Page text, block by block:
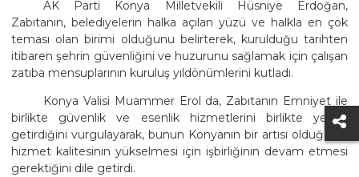
AK Parti Konya Milletvekili Hüsniye Erdoğan,
Zabıtanın, belediyelerin halka açılan yüzü ve halkla en çok
teması olan birimi olduğunu belirterek, kurulduğu tarihten
itibaren şehrin güvenliğini ve huzurunu sağlamak için çalışan
zatıba mensuplarının kuruluş yıldönümlerini kutladı.
Konya Valisi Muammer Erol da, Zabıtanın Emniyet ile
birlikte güvenlik ve esenlik hizmetlerini birlikte yerine
getirdiğini vurgulayarak, bunun Konyanın bir artısı olduğunu,
hizmet kalitesinin yükselmesi için işbirliğinin devam etmesi
gerektiğini dile getirdi.